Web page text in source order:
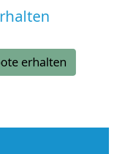
erhalten